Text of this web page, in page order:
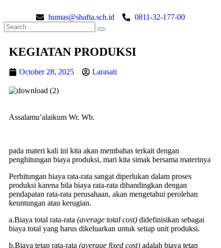
humas@shafta.sch.id 0811-32-177-00
KEGIATAN PRODUKSI
October 28, 2025 Larasati
Assalamu’alaikum Wr. Wb.
pada materi kali ini kita akan membahas terkait dengan
penghitungan biaya produksi, mari kita simak bersama materinya
Perhitungan biaya rata-rata sangat diperlukan dalam proses
produksi karena bila biaya rata-rata dibandingkan dengan
pendapatan rata-rata perusahaan, akan mengetahui perolehan
keuntungan atau kerugian.
a.Biaya total rata-rata (average total cost) didefinisikan sebagai
biaya total yang harus dikeluarkan untuk setiap unit produksi.
b.Biaya tetap rata-rata (average fixed cost) adalah biaya tetap